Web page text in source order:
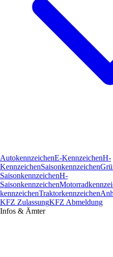
AutokennzeichenE-KennzeichenH-
KennzeichenSaisonkennzeichen
SaisonkennzeichenH-
Saisonkennzeichen
kennzeichenTraktorkennzeichen
KFZ ZulassungKFZ Abmeldung
Infos & Ämter